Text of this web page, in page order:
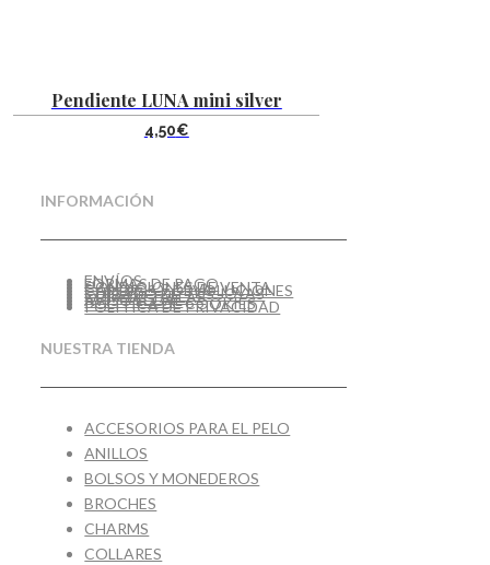
Pendiente LUNA mini silver
4,50€
INFORMACIÓN
ENVÍOS
FORMAS DE PAGO
CONDICIONES DE VENTA
CAMBIOS Y DEVOLUCIONES
CUIDADO DE TUS JOYAS
GUÍA DE TALLAS
AVISO LEGAL
POLÍTICA DE COOKIES
POLÍTICA DE PRIVACIDAD
NUESTRA TIENDA
ACCESORIOS PARA EL PELO
ANILLOS
BOLSOS Y MONEDEROS
BROCHES
CHARMS
COLLARES